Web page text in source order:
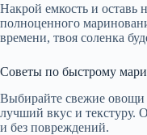
Накрой емкость и оставь
полноценного
времени, твоя соленка
Советы по быстрому
Выбирайте свежие
лучший вкус и
и без повреждений.